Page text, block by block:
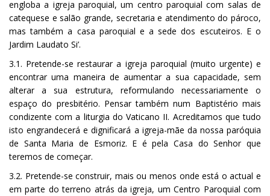
engloba a igreja paroquial, um centro paroquial com salas de
catequese e salão grande, secretaria e atendimento do pároco,
mas também a casa paroquial e a sede dos escuteiros. E o
Jardim Laudato Si’.
3.1. Pretende-se restaurar a igreja paroquial (muito urgente) e
encontrar uma maneira de aumentar a sua capacidade, sem
alterar a sua estrutura, reformulando necessariamente o
espaço do presbitério. Pensar também num Baptistério mais
condizente com a liturgia do Vaticano II. Acreditamos que tudo
isto engrandecerá e dignificará a igreja-mãe da nossa paróquia
de Santa Maria de Esmoriz. E é pela Casa do Senhor que
teremos de começar.
3.2. Pretende-se construir, mais ou menos onde está o actual e
em parte do terreno atrás da igreja, um Centro Paroquial com